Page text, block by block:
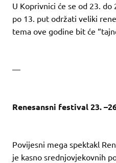
U Koprivnici će se od 23.
po 13. put održati veliki
tema ove godine bit će
—
Renesansni festival 23.
Povijesni mega spektakl
je kasno srednjovjekovnih